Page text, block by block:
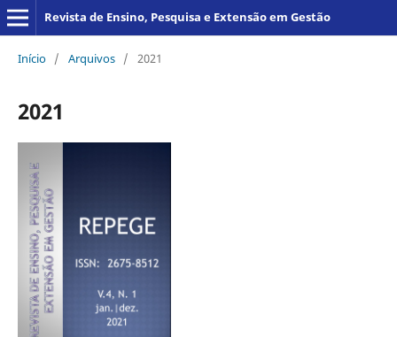
Revista de Ensino, Pesquisa e Extensão em Gestão
Início / Arquivos / 2021
2021